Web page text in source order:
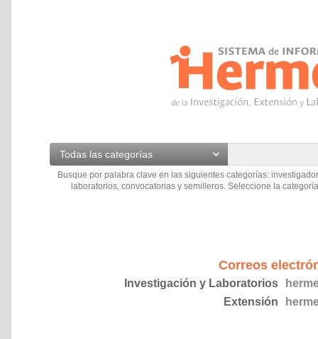
Todas las categorías
Busque por palabra clave en las siguientes categorías:
laboratorios, convocatorias y semilleros. Seleccione la
Correos
Investigación y Laboratorios
Extensión